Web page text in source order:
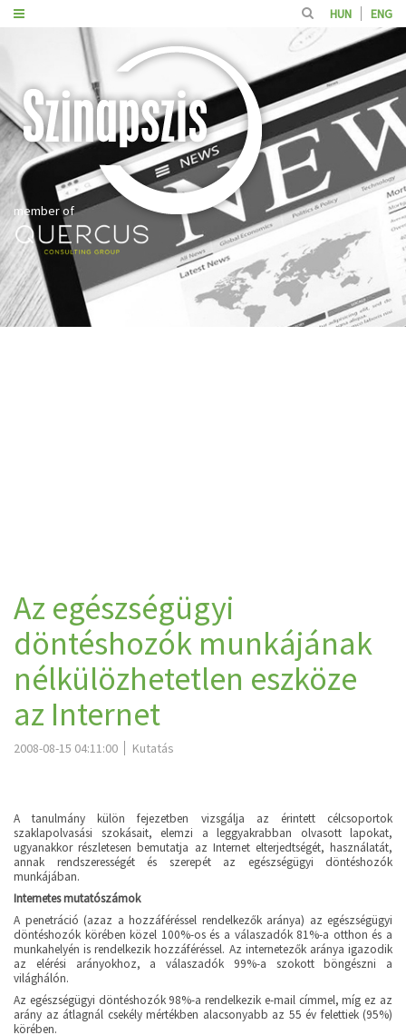
HUN ENG
member of
Az egészségügyi
döntéshozók munkájának
nélkülözhetetlen eszköze
az Internet
2008-08-15 04:11:00 Kutatás
A tanulmány külön fejezetben vizsgálja az érintett célcsoportok
szaklapolvasási szokásait, elemzi a leggyakrabban olvasott lapokat,
ugyanakkor részletesen bemutatja az Internet elterjedtségét, használatát,
annak rendszerességét és szerepét az egészségügyi döntéshozók
munkájában.
Internetes mutatószámok
A penetráció (azaz a hozzáféréssel rendelkezők aránya) az egészségügyi
döntéshozók körében közel 100%-os és a válaszadók 81%-a otthon és a
munkahelyén is rendelkezik hozzáféréssel. Az internetezők aránya igazodik
az elérési arányokhoz, a válaszadók 99%-a szokott böngészni a
világhálón.
Az egészségügyi döntéshozók 98%-a rendelkezik e-mail címmel, míg ez az
arány az átlagnál csekély mértékben alacsonyabb az 55 év felettiek (95%)
körében.